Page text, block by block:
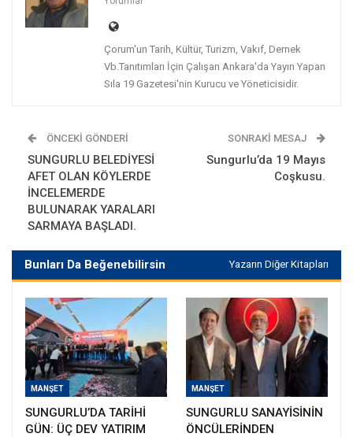
Çorum'un Tarih, Kültür, Turizm, Vakıf, Dernek
Vb.Tanıtımları İçin Çalışan Ankara'da Yayın Yapan
Sıla 19 Gazetesi'nin Kurucu ve Yöneticisidir.
ÖNCEKI GÖNDERI
SUNGURLU BELEDİYESİ
AFET OLAN KÖYLERDE
İNCELEMERDE
BULUNARAK YARALARI
SARMAYA BAŞLADI.
SONRAKI MESAJ
Sungurlu’da 19 Mayıs
Coşkusu.
Bunları Da Beğenebilirsin Yazarın Diğer Kitapları
MANŞET
SUNGURLU’DA TARİHİ
GÜN: ÜÇ DEV YATIRIM
MANŞET
SUNGURLU SANAYİSİNİN
ÖNCÜLERİNDEN